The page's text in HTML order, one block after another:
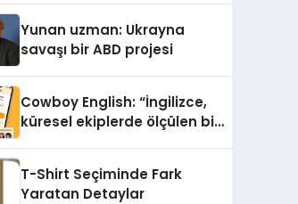
Yunan uzman: Ukrayna
savaşı bir ABD projesi
Cowboy English: “İngilizce,
küresel ekiplerde ölçülen bir
T-Shirt Seçiminde Fark
Yaratan Detaylar